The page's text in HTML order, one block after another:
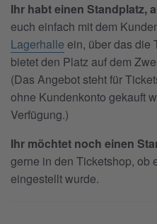
Ihr habt einen Standplatz,
euch einfach mit dem
Lagerhalle ein, über das die
bietet den Platz auf dem
(Das Angebot steht für
ohne Kundenkonto gekauft
Verfügung.)
Ihr möchtet noch einen
gerne in den Ticketshop, ob
eingestellt wurde.